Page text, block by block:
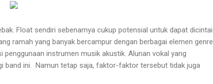
Float sendiri sebenarnya cukup potensial untuk dapat dicintai
ramah yang banyak bercampur dengan berbagai elemen genre
instrumen musik akustik. Alunan vokal yang
band ini. Namun tetap saja, faktor-faktor tersebut tidak juga